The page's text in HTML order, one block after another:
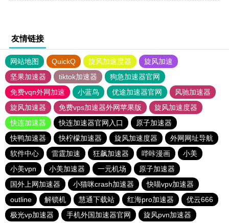
友情链接
网站地图 QuickQ 旋风加速度器
旋风加速
坚果加速器
tiktok加速器
狗急加速器官网
免费vqn外网加速
小蓝鸟 优途加速器官网
风驰加速器
旋风加速器
免费vps加速器外网苹果版
旋风加速度器
快连加速器
快连加速器官网入口
原子加速器
快鸭加速器
快柠檬加速器 旋风加速度器
外网网址导航
软件中心
雷霆加速 狂飙加速器 哔咔漫画
小美
小美vpn
小美加速器 一元机场
原子加速器
国外上网加速器
小猫咪crash加速器
快喵vpv加速器
outline
解锁机 慧通下载站 红海pro加速器
优云666
极光vp加速器
手机外国加速器官网 旋风pvn加速器